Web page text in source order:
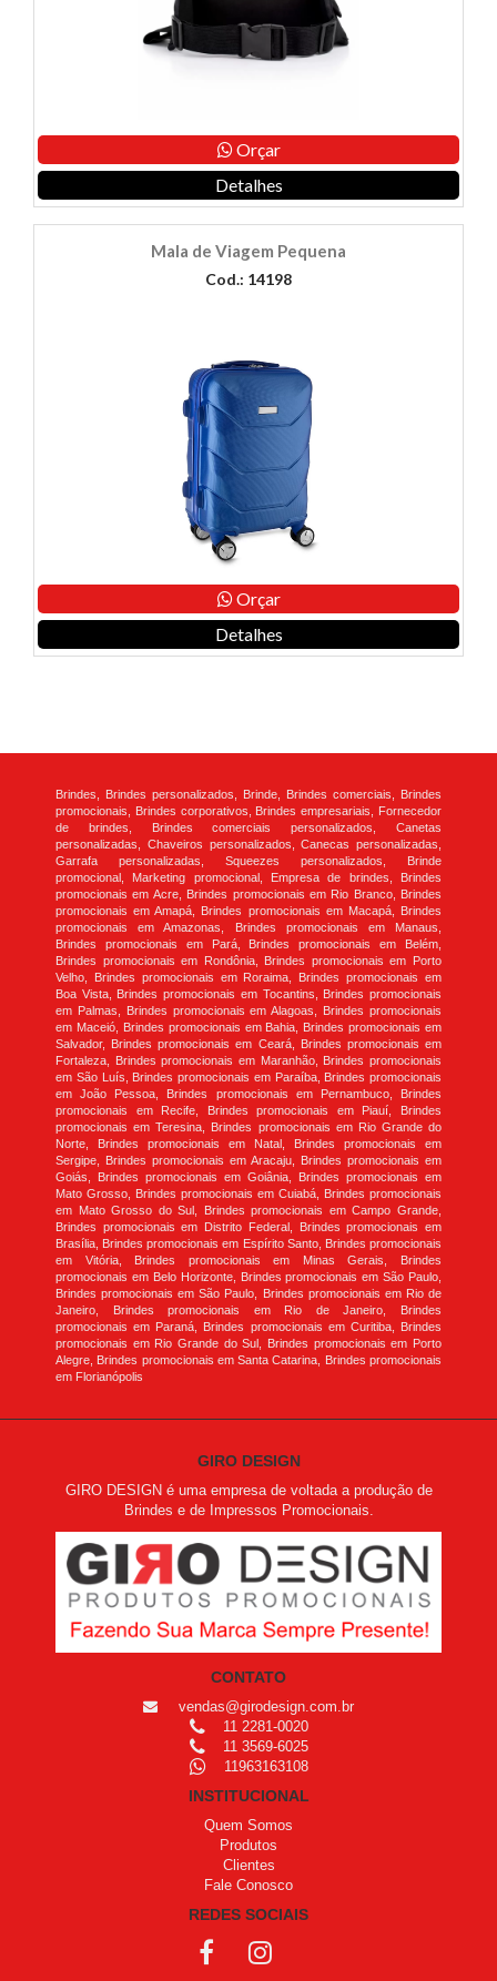
Orçar
Detalhes
Mala de Viagem Pequena
Cod.: 14198
Orçar
Detalhes
Brindes, Brindes personalizados, Brinde, Brindes comerciais, Brindes
promocionais, Brindes corporativos, Brindes empresariais, Fornecedor
de brindes, Brindes comerciais personalizados, Canetas
personalizadas, Chaveiros personalizados, Canecas personalizadas,
Garrafa personalizadas, Squeezes personalizados, Brinde
promocional, Marketing promocional, Empresa de brindes, Brindes
promocionais em Acre, Brindes promocionais em Rio Branco, Brindes
promocionais em Amapá, Brindes promocionais em Macapá, Brindes
promocionais em Amazonas, Brindes promocionais em Manaus,
Brindes promocionais em Pará, Brindes promocionais em Belém,
Brindes promocionais em Rondônia, Brindes promocionais em Porto
Velho, Brindes promocionais em Roraima, Brindes promocionais em
Boa Vista, Brindes promocionais em Tocantins, Brindes promocionais
em Palmas, Brindes promocionais em Alagoas, Brindes promocionais
em Maceió, Brindes promocionais em Bahia, Brindes promocionais em
Salvador, Brindes promocionais em Ceará, Brindes promocionais em
Fortaleza, Brindes promocionais em Maranhão, Brindes promocionais
em São Luís, Brindes promocionais em Paraíba, Brindes promocionais
em João Pessoa, Brindes promocionais em Pernambuco, Brindes
promocionais em Recife, Brindes promocionais em Piauí, Brindes
promocionais em Teresina, Brindes promocionais em Rio Grande do
Norte, Brindes promocionais em Natal, Brindes promocionais em
Sergipe, Brindes promocionais em Aracaju, Brindes promocionais em
Goiás, Brindes promocionais em Goiânia, Brindes promocionais em
Mato Grosso, Brindes promocionais em Cuiabá, Brindes promocionais
em Mato Grosso do Sul, Brindes promocionais em Campo Grande,
Brindes promocionais em Distrito Federal, Brindes promocionais em
Brasília, Brindes promocionais em Espírito Santo, Brindes promocionais
em Vitória, Brindes promocionais em Minas Gerais, Brindes
promocionais em Belo Horizonte, Brindes promocionais em São Paulo,
Brindes promocionais em São Paulo, Brindes promocionais em Rio de
Janeiro, Brindes promocionais em Rio de Janeiro, Brindes
promocionais em Paraná, Brindes promocionais em Curitiba, Brindes
promocionais em Rio Grande do Sul, Brindes promocionais em Porto
Alegre, Brindes promocionais em Santa Catarina, Brindes promocionais
em Florianópolis
GIRO DESIGN
GIRO DESIGN é uma empresa de voltada a produção de
Brindes e de Impressos Promocionais.
CONTATO
vendas@girodesign.com.br
11 2281-0020
11 3569-6025
11963163108
INSTITUCIONAL
Quem Somos
Produtos
Clientes
Fale Conosco
REDES SOCIAIS